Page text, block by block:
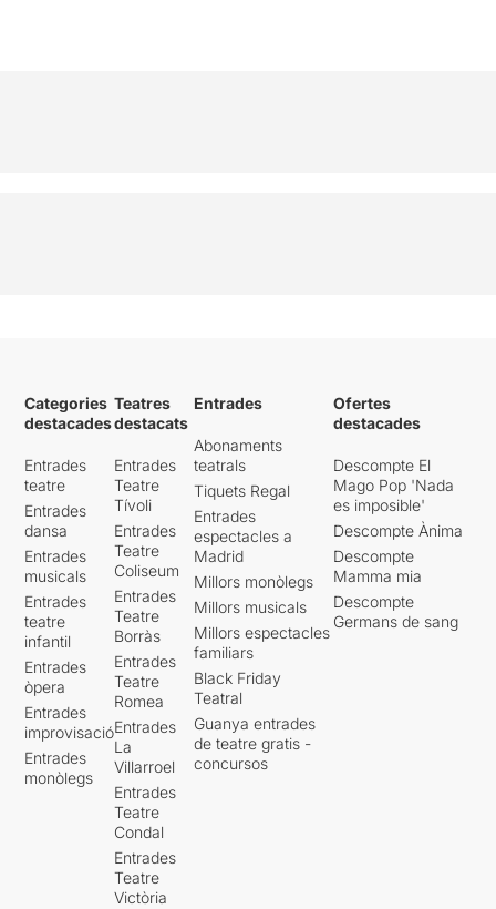
Categories
destacades
Entrades
teatre
Entrades
dansa
Entrades
musicals
Entrades
teatre
infantil
Entrades
òpera
Entrades
improvisació
Entrades
monòlegs
Teatres
destacats
Entrades
Teatre
Tívoli
Entrades
Teatre
Coliseum
Entrades
Teatre
Borràs
Entrades
Teatre
Romea
Entrades
La
Villarroel
Entrades
Teatre
Condal
Entrades
Teatre
Victòria
Entrades
Abonaments
teatrals
Tiquets Regal
Entrades
espectacles a
Madrid
Millors monòlegs
Millors musicals
Millors espectacles
familiars
Black Friday
Teatral
Guanya entrades
de teatre gratis -
concursos
Ofertes
destacades
Descompte El
Mago Pop 'Nada
es imposible'
Descompte Ànima
Descompte
Mamma mia
Descompte
Germans de sang